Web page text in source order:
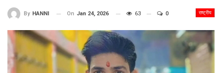
राष्ट्रीय
By HANNI On Jan 24, 2026 63 0